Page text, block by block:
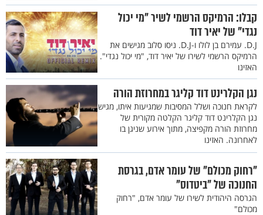
קבלו: הרמיקס הרשמי לשיר "מי יכול
נגדי" של יאיר דוד
D.J. עמירם בן לולו ו-D.J. ניסו סלוב מגישים את
הרמיקס הרשמי לשירו של יאיר דוד, "מי יכול נגדי".
האזינו
נגן הקלרינט דוד קליגר במחרוזת הורה
לקראת חנוכה ושלל המסיבות שמגיעות איתו, מגיש
נגן הקלרינט דוד קליגר הקלטה מקורית של
מחרוזת הורה מקפיצה, מתוך אירוע שניגן בו
לאחרונה. האזינו
"רחוק מכולם" של עומר אדם, בגרסת
החנוכה של "ביטדוס"
הגרסה היהודית לשירו של עומר אדם, "רחוק
מכולם"